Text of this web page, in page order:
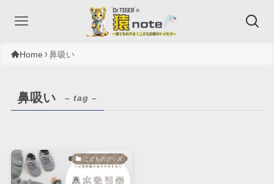
Home 鼻吸い
鼻吸い – tag –
こどものグッズ